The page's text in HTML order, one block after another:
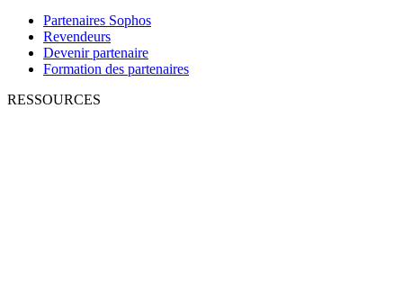
Partenaires Sophos
Revendeurs
Devenir partenaire
Formation des partenaires
RESSOURCES